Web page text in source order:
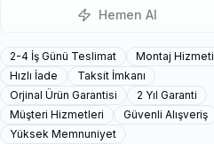
Hemen Al
2-4 İş Günü Teslimat
Montaj Hizmeti
Hızlı İade
Taksit İmkanı
Orjinal Ürün Garantisi
2 Yıl Garanti
Müşteri Hizmetleri
Güvenli Alışveriş
Yüksek Memnuniyet